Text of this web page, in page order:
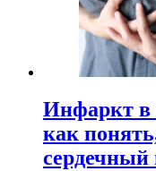
Инфаркт в
как
сердечный